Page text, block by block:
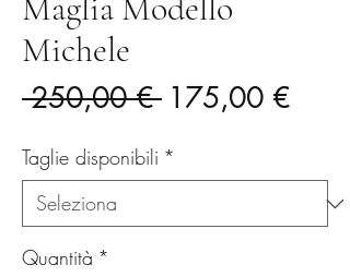
Michele
250,00 € Prezzo
175,00 €Prezzo
Taglie disponibili *
Quantità *